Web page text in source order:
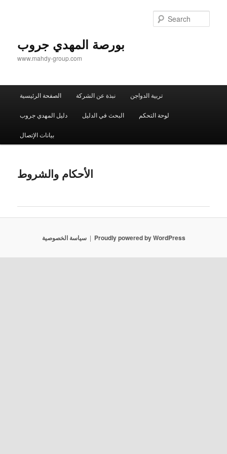
بورصة المهدي جروب
www.mahdy-group.com
الصفحة الرئيسية نبذة عن الشركة تربية الدواجن
دليل المهدي جروب البحث في الدليل لوحة التحكم
بيانات الإتصال
الأحكام والشروط
سياسة الخصوصية Proudly powered by WordPress